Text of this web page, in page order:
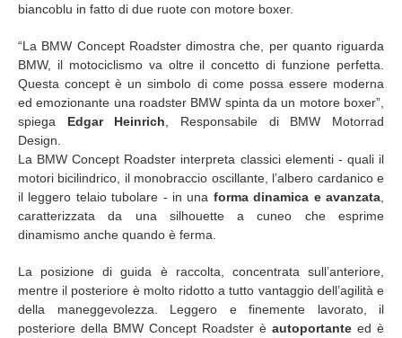
biancoblu in fatto di due ruote con motore boxer.
“La BMW Concept Roadster dimostra che, per quanto riguarda
BMW, il motociclismo va oltre il concetto di funzione perfetta.
Questa concept è un simbolo di come possa essere moderna
ed emozionante una roadster BMW spinta da un motore boxer”,
spiega Edgar Heinrich , Responsabile di BMW Motorrad
Design.
La BMW Concept Roadster interpreta classici elementi - quali il
motori bicilindrico, il monobraccio oscillante, l’albero cardanico e
il leggero telaio tubolare - in una forma dinamica e avanzata
caratterizzata da una silhouette a cuneo che esprime
dinamismo anche quando è ferma.
La posizione di guida è raccolta, concentrata sull’anteriore,
mentre il posteriore è molto ridotto a tutto vantaggio dell’agilità e
della maneggevolezza. Leggero e finemente lavorato, il
posteriore della BMW Concept Roadster è autoportante ed è